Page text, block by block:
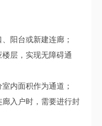
台或新建连廊；
层，实现无障碍通
内面积作为通道；
入户时，需要进行封